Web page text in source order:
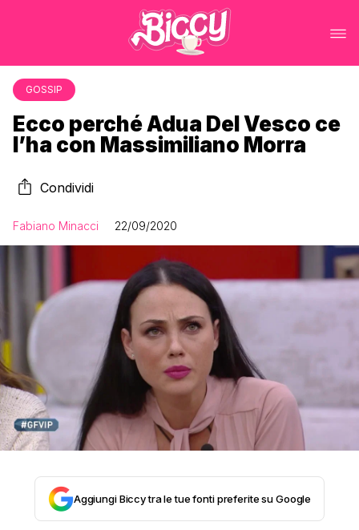
GOSSIP
Ecco perché Adua Del Vesco ce
l’ha con Massimiliano Morra
Condividi
Fabiano Minacci 22/09/2020
Aggiungi Biccy tra le tue fonti preferite su Google